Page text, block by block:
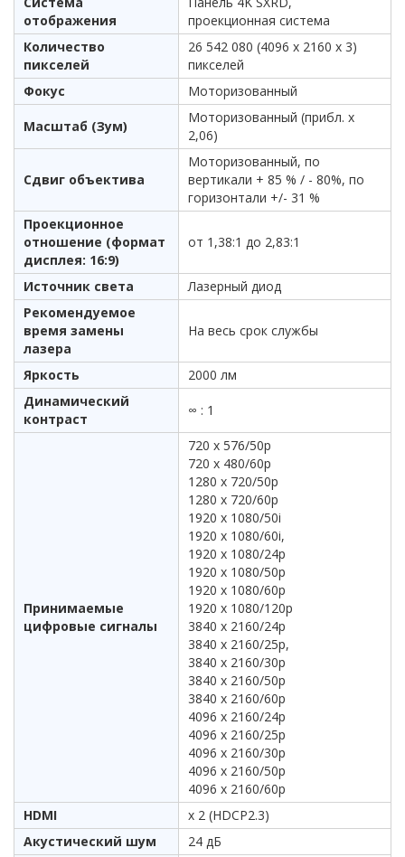
отображения
проекционная система
Количество
пикселей
26 542 080 (4096 x 2160 x 3)
пикселей
Фокус
Моторизованный
Масштаб (Зум)
Моторизованный (прибл. x
2,06)
Сдвиг объектива
Моторизованный, по
вертикали + 85 % / - 80%, по
горизонтали +/- 31 %
Проекционное
отношение (формат
дисплея: 16:9)
от 1,38:1 до 2,83:1
Источник света
Лазерный диод
Рекомендуемое
время замены
лазера
На весь срок службы
Яркость
2000 лм
Динамический
контраст
∞ : 1
Принимаемые
цифровые сигналы
720 x 576/50p
720 x 480/60p
1280 x 720/50p
1280 x 720/60p
1920 x 1080/50i
1920 x 1080/60i,
1920 x 1080/24p
1920 x 1080/50p
1920 x 1080/60p
1920 x 1080/120p
3840 x 2160/24p
3840 x 2160/25p,
3840 x 2160/30p
3840 x 2160/50p
3840 x 2160/60p
4096 x 2160/24p
4096 x 2160/25p
4096 x 2160/30p
4096 x 2160/50p
4096 x 2160/60p
HDMI
x 2 (HDCP2.3)
Акустический шум
24 дБ